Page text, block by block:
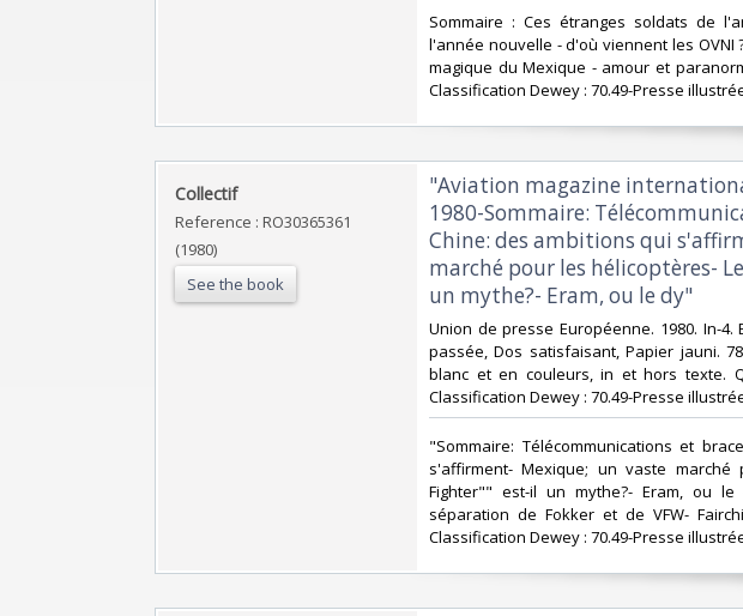
‎Sommaire : Ces étranges soldats de
l'année nouvelle - d'où viennent les
magique du Mexique - amour et
Classification Dewey : 70.49-Presse
‎Collectif‎
Reference : RO30365361
(1980)
See the book
‎"Aviation magazine
1980-Sommaire:
Chine: des ambitions qui
marché pour les hélicoptères-
un mythe?- Eram, ou le dy"‎
‎Union de presse Européenne. 1980. In-
passée, Dos satisfaisant, Papier jauni.
blanc et en couleurs, in et hors texte.
Classification Dewey : 70.49-Presse
‎"Sommaire: Télécommunications et
s'affirment- Mexique; un vaste marché
Fighter"" est-il un mythe?- Eram, ou
séparation de Fokker et de VFW-
Classification Dewey : 70.49-Presse